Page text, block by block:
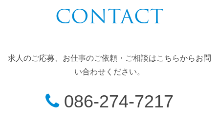
CONTACT
求人のご応募、お仕事のご依頼・ご相談はこちらからお問
い合わせください。
086-274-7217